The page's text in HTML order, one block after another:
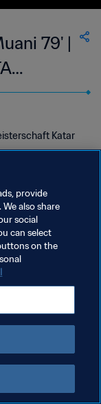
79' |
Katar
Katar
provide
also share
social
can select
on the